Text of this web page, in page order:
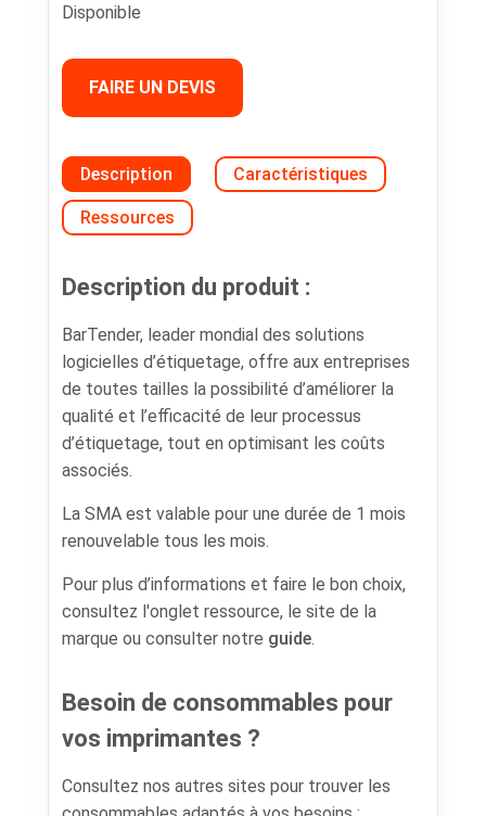
Disponible
FAIRE UN DEVIS
Description Caractéristiques
Ressources
Description du produit :
BarTender, leader mondial des solutions
logicielles d’étiquetage, offre aux entreprises
de toutes tailles la possibilité d’améliorer la
qualité et l’efficacité de leur processus
d’étiquetage, tout en optimisant les coûts
associés.
La SMA est valable pour une durée de 1 mois
renouvelable tous les mois.
Pour plus d’informations et faire le bon choix,
consultez l'onglet ressource, le site de la
marque ou consulter notre guide.
Besoin de consommables pour
vos imprimantes ?
Consultez nos autres sites pour trouver les